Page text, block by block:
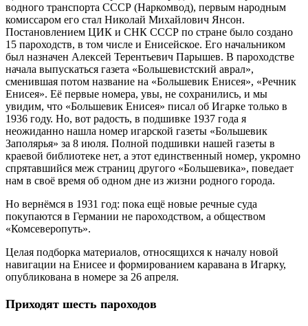
водного транспорта СССР (Наркомвод), первым народным
комиссаром его стал Николай Михайлович Янсон.
Постановлением ЦИК и СНК СССР по стране было создано
15 пароходств, в том числе и Енисейское. Его начальником
был назначен Алексей Терентьевич Парышев. В пароходстве
начала выпускаться газета «Большевистский аврал»,
сменившая потом название на «Большевик Енисея», «Речник
Енисея». Её первые номера, увы, не сохранились, и мы
увидим, что «Большевик Енисея» писал об Игарке только в
1936 году. Но, вот радость, в подшивке 1937 года я
неожиданно нашла номер игарской газеты «Большевик
Заполярья» за 8 июля. Полной подшивки нашей газеты в
краевой библиотеке нет, а этот единственный номер, укромно
спрятавшийся меж страниц другого «Большевика», поведает
нам в своё время об одном дне из жизни родного города.
Но вернёмся в 1931 год: пока ещё новые речные суда
покупаются в Германии не пароходством, а обществом
«Комсеверопуть».
Целая подборка материалов, относящихся к началу новой
навигации на Енисее и формированием каравана в Игарку,
опубликована в номере за 26 апреля.
Приходят шесть пароходов